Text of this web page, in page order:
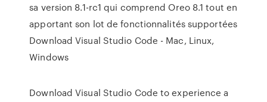
sa version 8.1-rc1 qui comprend Oreo 8.1 tout en
apportant son lot de fonctionnalités supportées
Download Visual Studio Code - Mac, Linux,
Windows
Download Visual Studio Code to experience a